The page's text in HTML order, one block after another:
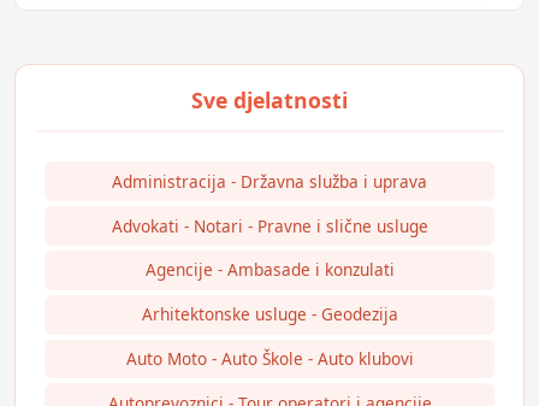
Administracija - Državna služba i uprava
Advokati - Notari - Pravne i slične usluge
Agencije - Ambasade i konzulati
Arhitektonske usluge - Geodezija
Auto Moto - Auto Škole - Auto klubovi